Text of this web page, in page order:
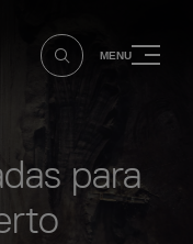
MENU
para